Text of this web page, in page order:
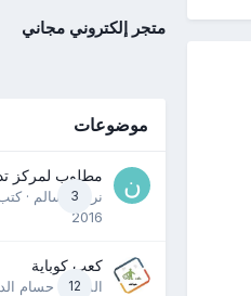
متجر إلكتروني مجاني
موضوعات
3
مطلوب لمركز
نرمين سالم ·
2016
12
كعب كوباية
المدرب حسام